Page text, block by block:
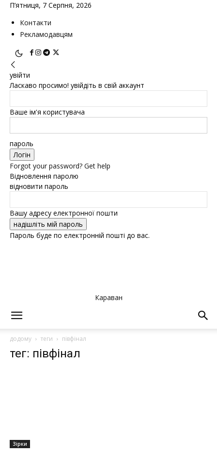
П’ятниця, 7 Серпня, 2026
Контакти
Рекламодавцям
увійти
Ласкаво просимо! увійдіть в свій аккаунт
Ваше ім'я користувача
пароль
Forgot your password? Get help
Відновлення паролю
відновити пароль
Вашу адресу електронної пошти
Пароль буде по електронній пошті до вас.
Караван
додому теги півфінал
тег: півфінал
Зірки